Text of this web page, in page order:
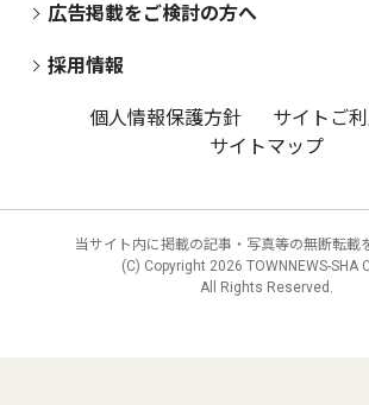
広告掲載をご検討の方へ
採用情報
個人情報保護方針
サイトご
サイトマップ
当サイト内に掲載の記事・写真等の無断転載
(C) Copyright 2026 TOWNNEWS-SHA
All Rights Reserved.